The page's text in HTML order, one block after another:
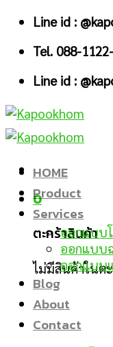
Skip
content
Line id :
Tel. 088-
Line id :
0
ตะกร้าสินค้า
ไม่มีสินค้าในต
HOME
Product
Services
ออกแบบ
ออกแบบ
ออกแบบ
Blog
About
Contact